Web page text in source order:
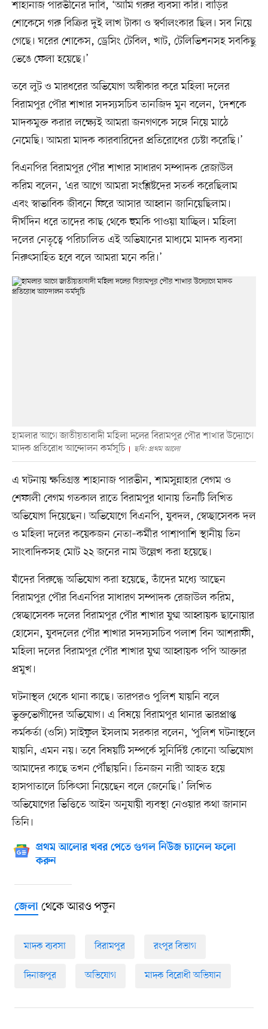
শাহানাজ পারভীনের দাবি, ‘আমি গরুর ব্যবসা করি। বাড়ির
শোকেসে গরু বিক্রির দুই লাখ টাকা ও স্বর্ণালংকার ছিল। সব নিয়ে
গেছে। ঘরের শোকেস, ড্রেসিং টেবিল, খাট, টেলিভিশনসহ সবকিছু
ভেঙে ফেলা হয়েছে।’
তবে লুট ও মারধরের অভিযোগ অস্বীকার করে মহিলা দলের
বিরামপুর পৌর শাখার সদস্যসচিব তানজিদ মুন বলেন, ‘দেশকে
মাদকমুক্ত করার লক্ষ্যেই আমরা জনগণকে সঙ্গে নিয়ে মাঠে
নেমেছি। আমরা মাদক কারবারিদের প্রতিরোধের চেষ্টা করেছি।’
বিএনপির বিরামপুর পৌর শাখার সাধারণ সম্পাদক রেজাউল
করিম বলেন, ‘এর আগে আমরা সংশ্লিষ্টদের সতর্ক করেছিলাম
এবং স্বাভাবিক জীবনে ফিরে আসার আহ্বান জানিয়েছিলাম।
দীর্ঘদিন ধরে তাদের কাছ থেকে হুমকি পাওয়া যাচ্ছিল। মহিলা
দলের নেতৃত্বে পরিচালিত এই অভিযানের মাধ্যমে মাদক ব্যবসা
নিরুৎসাহিত হবে বলে আমরা মনে করি।’
হামলার আগে জাতীয়তাবাদী মহিলা দলের বিরামপুর পৌর শাখার উদ্যোগে
মাদক প্রতিরোধ আন্দোলন কর্মসূচি
ছবি: প্রথম আলো
এ ঘটনায় ক্ষতিগ্রস্ত শাহানাজ পারভীন, শামসুন্নাহার বেগম ও
শেফালী বেগম গতকাল রাতে বিরামপুর থানায় তিনটি লিখিত
অভিযোগ দিয়েছেন। অভিযোগে বিএনপি, যুবদল, স্বেচ্ছাসেবক দল
ও মহিলা দলের কয়েকজন নেতা–কর্মীর পাশাপাশি স্থানীয় তিন
সাংবাদিকসহ মোট ২২ জনের নাম উল্লেখ করা হয়েছে।
যাঁদের বিরুদ্ধে অভিযোগ করা হয়েছে, তাঁদের মধ্যে আছেন
বিরামপুর পৌর বিএনপির সাধারণ সম্পাদক রেজাউল করিম,
স্বেচ্ছাসেবক দলের বিরামপুর পৌর শাখার যুগ্ম আহ্বায়ক ছানোয়ার
হোসেন, যুবদলের পৌর শাখার সদস্যসচিব পলাশ বিন আশরাফী,
মহিলা দলের বিরামপুর পৌর শাখার যুগ্ম আহ্বায়ক পপি আক্তার
প্রমুখ।
ঘটনাস্থল থেকে থানা কাছে। তারপরও পুলিশ যায়নি বলে
ভুক্তভোগীদের অভিযোগ। এ বিষয়ে বিরামপুর থানার ভারপ্রাপ্ত
কর্মকর্তা (ওসি) সাইফুল ইসলাম সরকার বলেন, ‘পুলিশ ঘটনাস্থলে
যায়নি, এমন নয়। তবে বিষয়টি সম্পর্কে সুনির্দিষ্ট কোনো অভিযোগ
আমাদের কাছে তখন পৌঁছায়নি। তিনজন নারী আহত হয়ে
হাসপাতালে চিকিৎসা নিয়েছেন বলে জেনেছি।’ লিখিত
অভিযোগের ভিত্তিতে আইন অনুযায়ী ব্যবস্থা নেওয়ার কথা জানান
তিনি।
প্রথম আলোর খবর পেতে গুগল নিউজ চ্যানেল ফলো
করুন
জেলাথেকে আরও পড়ুন
মাদক ব্যবসা বিরামপুর রংপুর বিভাগ
দিনাজপুর অভিযোগ মাদক বিরোধী অভিযান